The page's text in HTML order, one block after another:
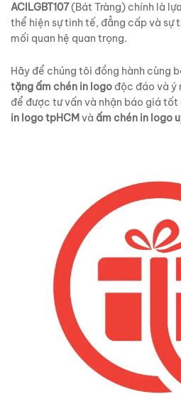
ACILGBT107(Bát Tràng) chính là
thể hiện sự tinh tế, đẳng cấp và sự
mối quan hệ quan trọng.
Hãy để chúng tôi đồng hành cùng
tặng ấm chén in logo độc đáo và ý
để được tư vấn và nhận báo giá
in logo tpHCMvà ấm chén in logo